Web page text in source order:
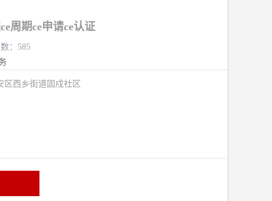
周期ce申请ce认证
：585
区西乡街道固戍社区